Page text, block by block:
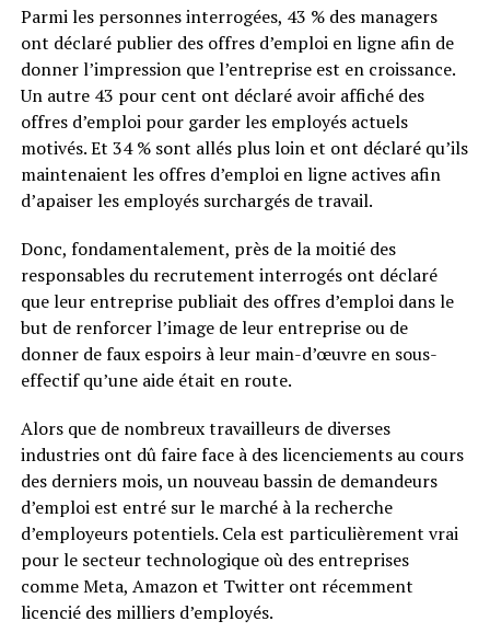
Parmi les personnes interrogées, 43 % des managers
ont déclaré publier des offres d’emploi en ligne afin de
donner l’impression que l’entreprise est en croissance.
Un autre 43 pour cent ont déclaré avoir affiché des
offres d’emploi pour garder les employés actuels
motivés. Et 34 % sont allés plus loin et ont déclaré qu’ils
maintenaient les offres d’emploi en ligne actives afin
d’apaiser les employés surchargés de travail.
Donc, fondamentalement, près de la moitié des
responsables du recrutement interrogés ont déclaré
que leur entreprise publiait des offres d’emploi dans le
but de renforcer l’image de leur entreprise ou de
donner de faux espoirs à leur main-d’œuvre en sous-
effectif qu’une aide était en route.
Alors que de nombreux travailleurs de diverses
industries ont dû faire face à des licenciements au cours
des derniers mois, un nouveau bassin de demandeurs
d’emploi est entré sur le marché à la recherche
d’employeurs potentiels. Cela est particulièrement vrai
pour le secteur technologique où des entreprises
comme Meta, Amazon et Twitter ont récemment
licencié des milliers d’employés.